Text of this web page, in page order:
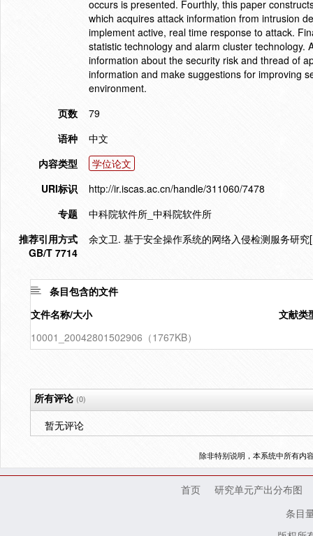
occurs is presented. Fourthly, this paper
which acquires attack information from intrusion
implement active, real time response to attack.
statistic technology and alarm cluster
information about the security risk and thread of
information and make suggestions for improving
environment.
页数
79
语种
中文
内容类型
学位论文
URI标识
http://ir.iscas.ac.cn/handle/311060/7478
专题
中科院软件所_中科院软件所
推荐引用方式
GB/T 7714
余文卫. 基于安全操作系统的网络入侵检测服务研
条目包含的文件
文件名称/大小
文献类
10001_20042801502906（1767KB）
所有评论(0)
暂无评论
除非特别说明，本系统中所有内
首页
研究单元产出分布图
条目